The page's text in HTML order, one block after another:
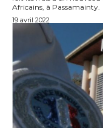
Africains, à Passamainty.
19 avril 2022